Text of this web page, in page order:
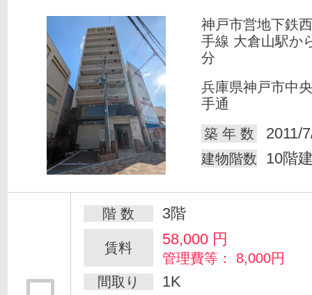
神戸市営地下鉄
手線 大倉山駅か
分
兵庫県神戸市中
手通
築 年 数
2011/
建物階数 10階
階 数 3階
賃料 58,000 円
管理費等： 8,000円
間取り
1K